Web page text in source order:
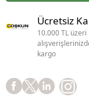
Ücretsiz
10.000 TL üzeri
kargo